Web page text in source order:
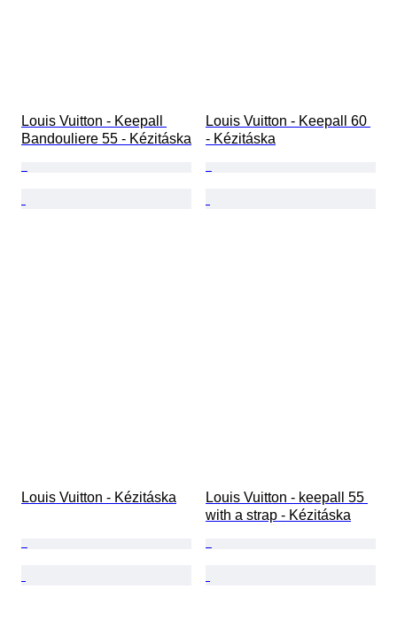
Louis Vuitton - Keepall
Bandouliere 55 - Kézitáska
Louis Vuitton - Keepall 60
- Kézitáska
Louis Vuitton - Kézitáska
Louis Vuitton - keepall 55
with a strap - Kézitáska